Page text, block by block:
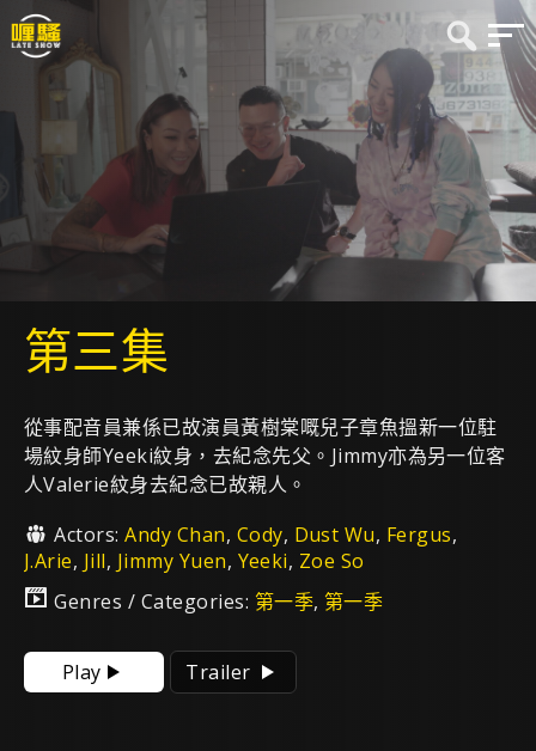
第三集
從事配音員兼係已故演員黃樹棠嘅兒子章魚搵新一位駐
場紋身師Yeeki紋身，去紀念先父。Jimmy亦為另一位客
人Valerie紋身去紀念已故親人。
Actors:Andy Chan, Cody, Dust Wu, Fergus,
J.Arie, Jill, Jimmy Yuen, Yeeki, Zoe So
Genres / Categories: 第一季, 第一季
Play Trailer